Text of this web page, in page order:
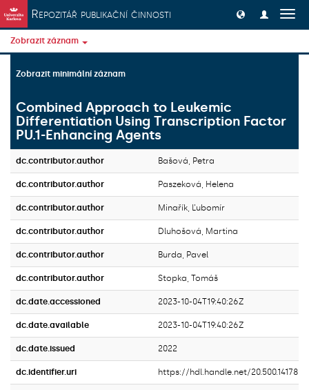
Přeskočit na obsah
Repozitář publikační činnosti
Zobrazit záznam
Zobrazit minimální záznam
Combined Approach to Leukemic
Differentiation Using Transcription Factor
PU.1-Enhancing Agents
dc.contributor.author Bašová, Petra
dc.contributor.author Paszeková, Helena
dc.contributor.author Minařík, Ľubomír
dc.contributor.author Dluhošová, Martina
dc.contributor.author Burda, Pavel
dc.contributor.author Stopka, Tomáš
dc.date.accessioned 2023-10-04T19:40:26Z
dc.date.available 2023-10-04T19:40:26Z
dc.date.issued 2022
dc.identifier.uri https://hdl.handle.net/20.500.14178/